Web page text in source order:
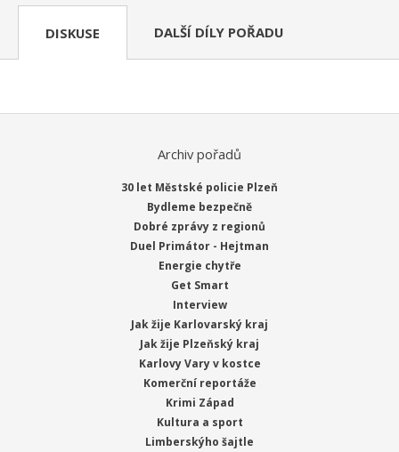
DISKUSE DALŠÍ DÍLY POŘADU
Archiv pořadů
30 let Městské policie Plzeň
Bydleme bezpečně
Dobré zprávy z regionů
Duel Primátor - Hejtman
Energie chytře
Get Smart
Interview
Jak žije Karlovarský kraj
Jak žije Plzeňský kraj
Karlovy Vary v kostce
Komerční reportáže
Krimi Západ
Kultura a sport
Limberskýho šajtle